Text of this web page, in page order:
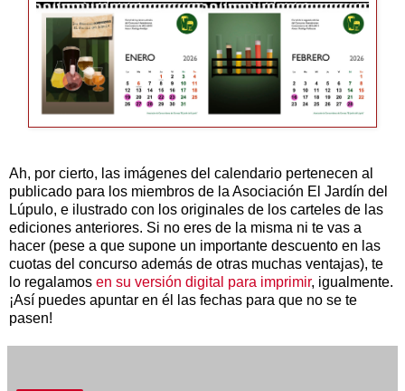
Ah, por cierto, las imágenes del calendario pertenecen al
publicado para los miembros de la Asociación El Jardín del
Lúpulo, e ilustrado con los originales de los carteles de las
ediciones anteriores. Si no eres de la misma ni te vas a
hacer (pese a que supone un importante descuento en las
cuotas del concurso además de otras muchas ventajas), te
lo regalamos en su versión digital para imprimir, igualmente.
¡Así puedes apuntar en él las fechas para que no se te
pasen!